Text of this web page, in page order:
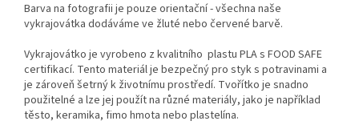
Barva na fotografii je pouze orientační - všechna naše
vykrajovátka dodáváme ve žluté nebo červené barvě.
Vykrajovátko je vyrobeno z kvalitního plastu PLA s FOOD SAFE
certifikací. Tento materiál je bezpečný pro styk s potravinami a
je zároveň šetrný k životnímu prostředí. Tvořítko je snadno
použitelné a lze jej použít na různé materiály, jako je například
těsto, keramika, fimo hmota nebo plastelína.